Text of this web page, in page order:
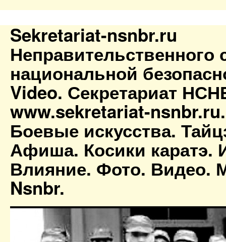
Sekretariat-nsnbr.ru
Неправительственного
национальной
Video. Секретариат
www.sekretariat-
Боевые искусства.
Афиша. Косики каратэ.
Влияние. Фото. Видео.
Nsnbr.